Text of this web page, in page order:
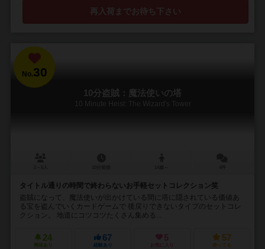
再入荷までお待ち下さい
No.30
10分盗賊：魔法使いの塔
10 Minute Heist: The Wizard's Tower
タイトル通りの時間で終わらないお手軽セットコレクション笑
盗賊になって、魔法使いが出かけている間に塔に隠されている価値あ
る宝を盗んでいくカードゲームで 後戻りできないタイプのセットコレ
クション。 地道にコツコツたくさん集める...
24
興味あり
67
経験あり
5
お気に入り
57
持ってる